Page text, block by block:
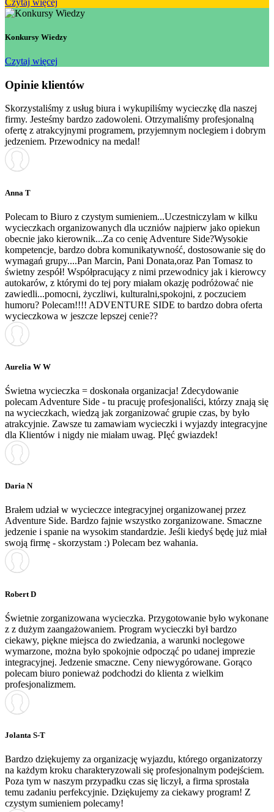
Konkursy Wiedzy
Czytaj więcej
Opinie klientów
Skorzystaliśmy z usług biura i wykupiliśmy wycieczkę dla naszej
firmy. Jesteśmy bardzo zadowoleni. Otrzymaliśmy profesjonalną
ofertę z atrakcyjnymi programem, przyjemnym noclegiem i dobrym
jedzeniem. Przewodnicy na medal!
Anna T
Polecam to Biuro z czystym sumieniem...Uczestniczylam w kilku
wycieczkach organizowanych dla uczniów najpierw jako opiekun
obecnie jako kierownik...Za co cenię Adventure Side?Wysokie
kompetencje, bardzo dobra komunikatywność, dostosowanie się do
wymagań grupy....Pan Marcin, Pani Donata,oraz Pan Tomasz to
świetny zespół! Współpracujący z nimi przewodnicy jak i kierowcy
autokarów, z którymi do tej pory miałam okazję podróżować nie
zawiedli...pomocni, życzliwi, kulturalni,spokojni, z poczuciem
humoru? Polecam!!!! ADVENTURE SIDE to bardzo dobra oferta
wycieczkowa w jeszcze lepszej cenie??
Aurelia W W
Świetna wycieczka = doskonała organizacja! Zdecydowanie
polecam Adventure Side - tu pracuję profesjonaliści, którzy znają się
na wycieczkach, wiedzą jak zorganizować grupie czas, by było
atrakcyjnie. Zawsze tu zamawiam wycieczki i wyjazdy integracyjne
dla Klientów i nigdy nie miałam uwag. PIęć gwiazdek!
Daria N
Brałem udział w wycieczce integracyjnej organizowanej przez
Adventure Side. Bardzo fajnie wszystko zorganizowane. Smaczne
jedzenie i spanie na wysokim standardzie. Jeśli kiedyś będę już miał
swoją firmę - skorzystam :) Polecam bez wahania.
Robert D
Świetnie zorganizowana wycieczka. Przygotowanie było wykonane
z z dużym zaangażowaniem. Program wycieczki był bardzo
ciekawy, piękne miejsca do zwiedzania, a warunki noclegowe
wymarzone, można było spokojnie odpocząć po udanej imprezie
integracyjnej. Jedzenie smaczne. Ceny niewygórowane. Gorąco
polecam biuro ponieważ podchodzi do klienta z wielkim
profesjonalizmem.
Jolanta S-T
Bardzo dziękujemy za organizację wyjazdu, którego organizatorzy
na każdym kroku charakteryzowali się profesjonalnym podejściem.
Poza tym w naszym przypadku czas się liczył, a firma sprostała
temu zadaniu perfekcyjnie. Dziękujemy za ciekawy program! Z
czystym sumieniem polecamy!